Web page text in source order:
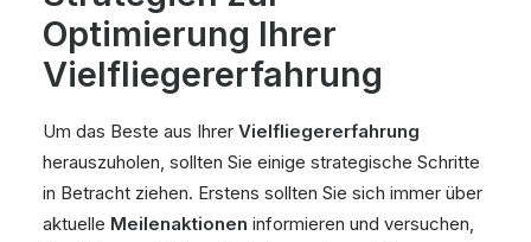
Optimierung Ihrer
Vielfliegererfahrung
Um das Beste aus Ihrer Vielfliegererfahrung
herauszuholen, sollten Sie einige strategische Schritte
in Betracht ziehen. Erstens sollten Sie sich immer über
aktuelle Meilenaktionen informieren und versuchen,